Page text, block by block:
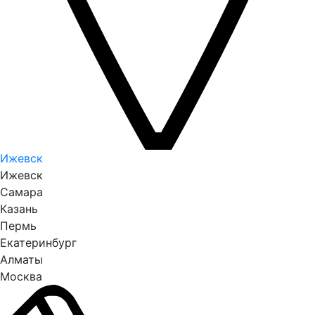
Ижевск
Ижевск
Самара
Казань
Пермь
Екатеринбург
Алматы
Москва